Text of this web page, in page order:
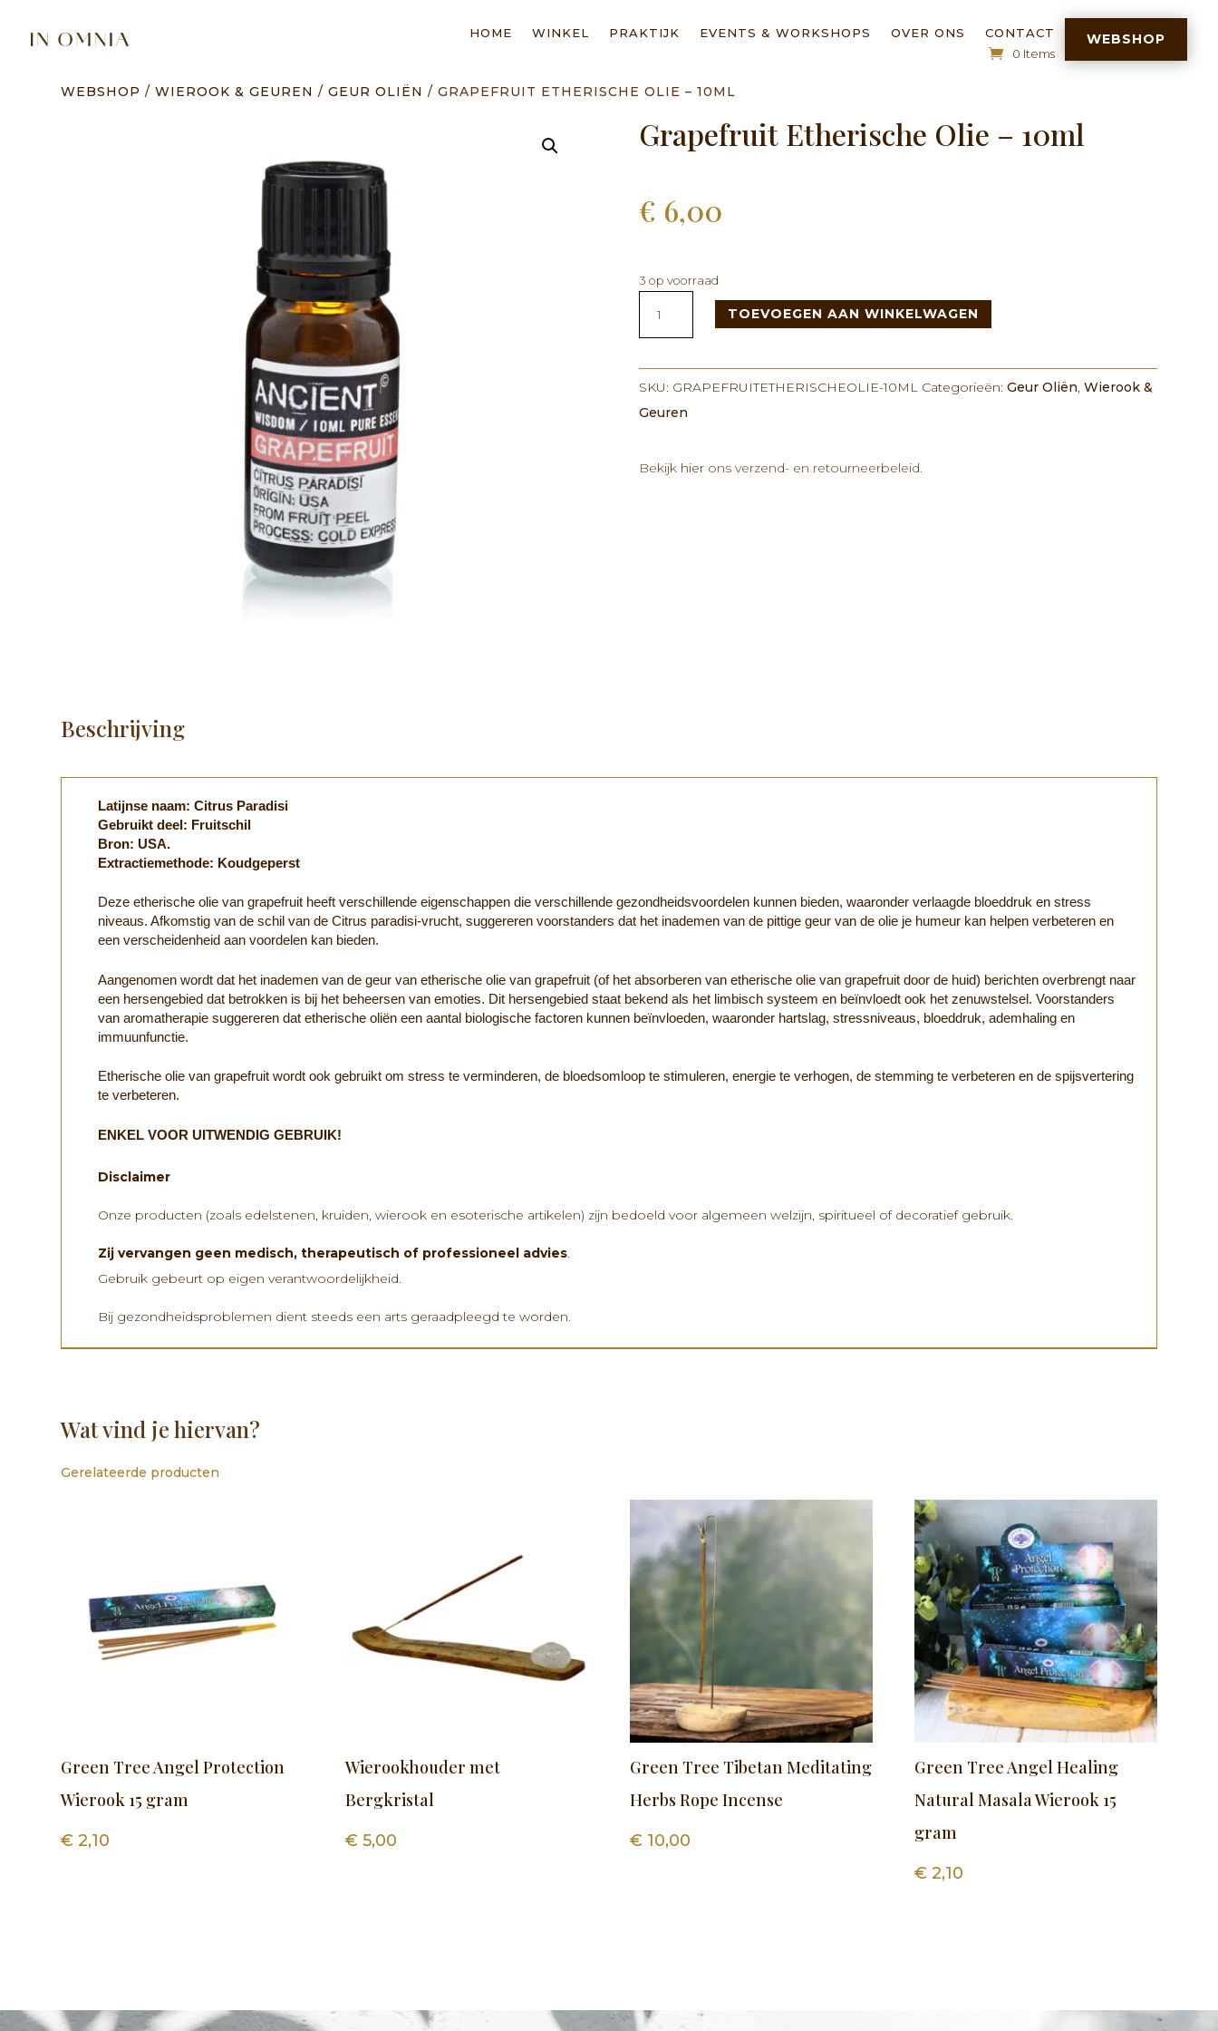
HOME WINKEL PRAKTIJK EVENTS & WORKSHOPS OVER ONS
CONTACT
0 Items
WEBSHOP
WEBSHOP /WIEROOK & GEUREN /GEUR OLIËN / GRAPEFRUIT ETHERISCHE OLIE – 10ML
Grapefruit Etherische Olie – 10ml
€ 6,00
3 op voorraad
Etherische
Olie
10ml
TOEVOEGEN AAN WINKELWAGEN
SKU: GRAPEFRUITETHERISCHEOLIE-10ML Categorieën:Geur Oliën,Wierook &
Geuren
Bekijk hier ons verzend- en retourneerbeleid.
Beschrijving
Latijnse naam: Citrus Paradisi
Gebruikt deel: Fruitschil
Bron: USA.
Extractiemethode: Koudgeperst
Deze etherische olie van grapefruit heeft verschillende eigenschappen die verschillende gezondheidsvoordelen kunnen bieden, waaronder verlaagde bloeddruk en stress
niveaus. Afkomstig van de schil van de Citrus paradisi-vrucht, suggereren voorstanders dat het inademen van de pittige geur van de olie je humeur kan helpen verbeteren en
een verscheidenheid aan voordelen kan bieden.
Aangenomen wordt dat het inademen van de geur van etherische olie van grapefruit (of het absorberen van etherische olie van grapefruit door de huid) berichten overbrengt naar
een hersengebied dat betrokken is bij het beheersen van emoties. Dit hersengebied staat bekend als het limbisch systeem en beïnvloedt ook het zenuwstelsel. Voorstanders
van aromatherapie suggereren dat etherische oliën een aantal biologische factoren kunnen beïnvloeden, waaronder hartslag, stressniveaus, bloeddruk, ademhaling en
immuunfunctie.
Etherische olie van grapefruit wordt ook gebruikt om stress te verminderen, de bloedsomloop te stimuleren, energie te verhogen, de stemming te verbeteren en de spijsvertering
te verbeteren.
ENKEL VOOR UITWENDIG GEBRUIK!
Disclaimer
Onze producten (zoals edelstenen, kruiden, wierook en esoterische artikelen) zijn bedoeld voor algemeen welzijn, spiritueel of decoratief gebruik.
Zij vervangen geen medisch, therapeutisch of professioneel advies.
Gebruik gebeurt op eigen verantwoordelijkheid.
Bij gezondheidsproblemen dient steeds een arts geraadpleegd te worden.
Wat vind je hiervan?
Gerelateerde producten
Green Tree Angel Protection
Wierook 15 gram
€ 2,10
Wierookhouder met
Bergkristal
€ 5,00
Green Tree Tibetan Meditating
Herbs Rope Incense
€ 10,00
Green Tree Angel Healing
Natural Masala Wierook 15
gram
€ 2,10